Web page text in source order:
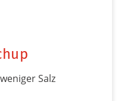
Salz